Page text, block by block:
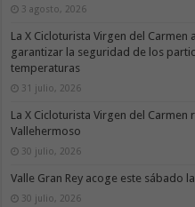
3 agosto, 2026
La X Cicloturista Virgen del
garantizar la seguridad de los
temperaturas
31 julio, 2026
La X Cicloturista Virgen del
Vallehermoso
30 julio, 2026
Valle Gran Rey acoge este sábado
30 julio, 2026